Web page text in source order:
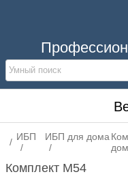
ИБП ИБП для дома
Комплект M54